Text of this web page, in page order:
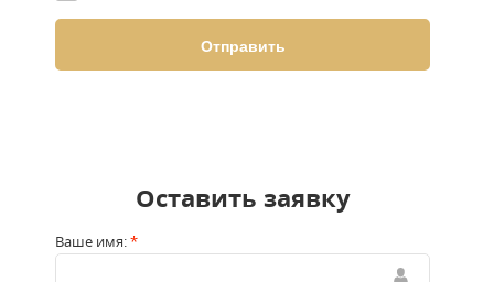
Оставить заявку
Ваше имя:*